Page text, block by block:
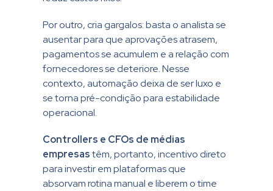
Por outro, cria gargalos: basta o analista se
ausentar para que aprovações atrasem,
pagamentos se acumulem e a relação com
fornecedores se deteriore. Nesse
contexto, automação deixa de ser luxo e
se torna pré-condição para estabilidade
operacional.
Controllers e CFOs de médias
empresastêm, portanto, incentivo direto
para investir em plataformas que
absorvam rotina manual e liberem o time